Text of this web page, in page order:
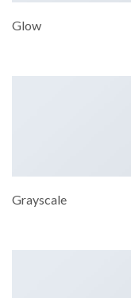
Glow
Grayscale